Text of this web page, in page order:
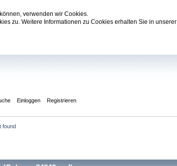
verwenden wir Cookies.
zu. Weitere Informationen zu Cookies erhalten Sie in unserer
Einloggen Registrieren
found